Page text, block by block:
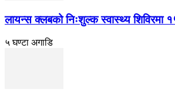
लायन्स क्लबको निःशुल्क स्वास्थ्य शिविरमा
५ घण्टा अगाडि